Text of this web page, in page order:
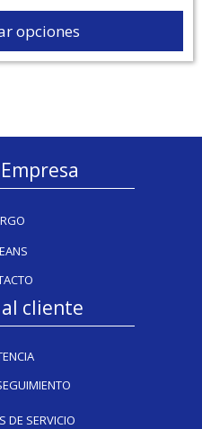
opciones
cliente
DE SERVICIO